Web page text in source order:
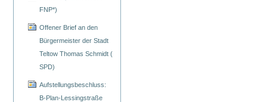
FNP*)
Offener Brief an den
Bürgermeister der Stadt
Teltow Thomas Schmidt (
SPD)
Aufstellungsbeschluss:
B-Plan-Lessingstraße